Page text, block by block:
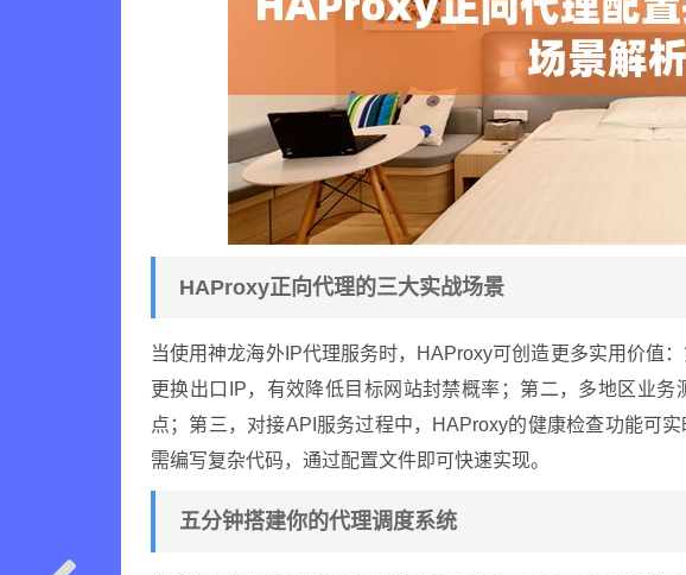
HAProxy正向代理的三大实战场景
当使用神龙海外IP代理服务时，HAProxy可创造更多实用价值
更换出口IP，有效降低目标网站封禁概率；第二，多地区业
点；第三，对接API服务过程中，HAProxy的健康检查功能可
需编写复杂代码，通过配置文件即可快速实现。
五分钟搭建你的代理调度系统